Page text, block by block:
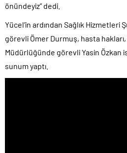
önündeyiz” dedi.
Yücel’in ardından Sağlık Hizmetleri
görevli Ömer Durmuş, hasta
Müdürlüğünde görevli Yasin Özkan
sunum yaptı.